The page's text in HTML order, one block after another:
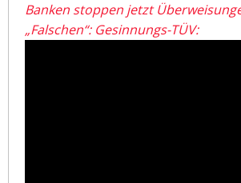
Banken stoppen jetzt
„Falschen“: Gesinnungs-TÜV: